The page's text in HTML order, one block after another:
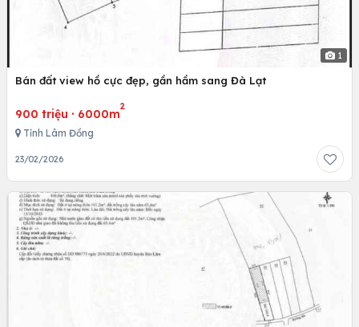
1
Bán đất view hồ cực đẹp, gần hầm sang Đà Lạt
900 triệu · 6000m
2
Tỉnh Lâm Đồng
23/02/2026